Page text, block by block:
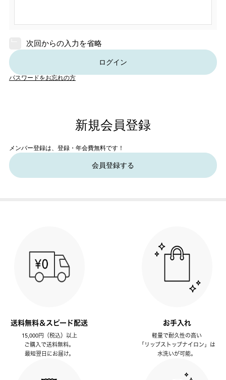
次回からの入力を省略
ログイン
パスワードをお忘れの方
新規会員登録
メンバー登録は、登録・年会費無料です！
会員登録する
送料無料＆スピード配送
15,000円（税込）以上
ご購入で送料無料。
最短翌日にお届け。
お手入れ
軽量で耐久性の高い
「リップストップナイロン」は
水洗いが可能。